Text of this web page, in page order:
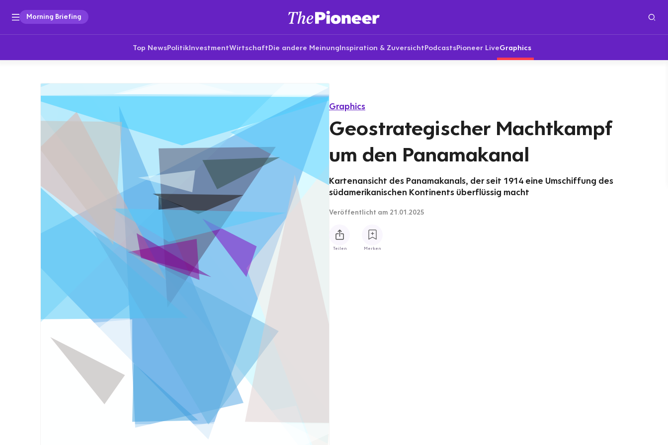
Morning Briefing
Top NewsPolitikInvestmentWirtschaftDie andere MeinungInspiration & ZuversichtPodcastsPioneer LiveGraphics
Graphics
Geostrategischer Machtkampf
um den Panamakanal
Kartenansicht des Panamakanals, der seit 1914 eine Umschiffung des
südamerikanischen Kontinents überflüssig macht
Veröffentlicht am 21.01.2025
Teilen Merken